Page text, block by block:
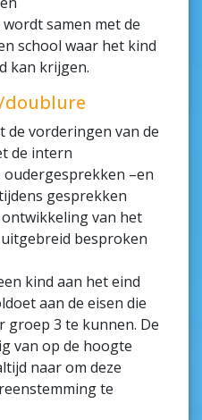
samen met de
school waar het kind
kan krijgen.
doublure
de vorderingen van de
de intern
oudergesprekken –en
gesprekken
van het
besproken
kind aan het eind
aan de eisen die
groep 3 te kunnen. De
van op de hoogte
naar om deze
te